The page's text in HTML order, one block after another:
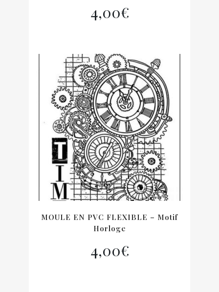
4,00€
MOULE EN PVC FLEXIBLE – Motif
Horloge
4,00€